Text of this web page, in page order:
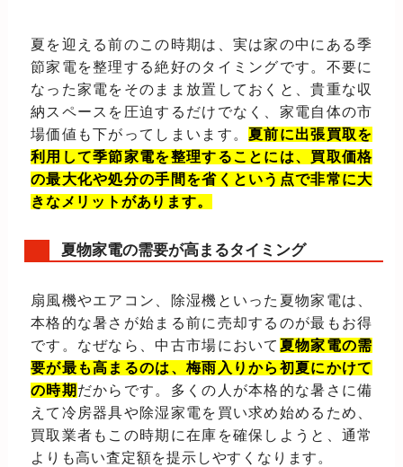
夏を迎える前のこの時期は、実は家の中にある季
節家電を整理する絶好のタイミングです。不要に
なった家電をそのまま放置しておくと、貴重な収
納スペースを圧迫するだけでなく、家電自体の市
場価値も下がってしまいます。夏前に出張買取を
利用して季節家電を整理することには、買取価格
の最大化や処分の手間を省くという点で非常に大
きなメリットがあります。
夏物家電の需要が高まるタイミング
扇風機やエアコン、除湿機といった夏物家電は、
本格的な暑さが始まる前に売却するのが最もお得
です。なぜなら、中古市場において 夏物家電の需
要が最も高まるのは、梅雨入りから初夏にかけて
の時期 だからです。多くの人が本格的な暑さに備
えて冷房器具や除湿家電を買い求め始めるため、
買取業者もこの時期に在庫を確保しようと、通常
よりも高い査定額を提示しやすくなります。